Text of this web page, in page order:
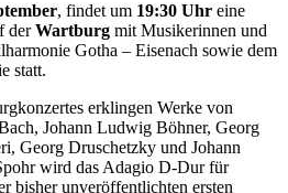
, findet um 19:30 Uhr eine
derWartburg mit Musikerinnen und
Gotha – Eisenach sowie dem
statt.
erklingen Werke von
Johann Ludwig Böhner, Georg
Georg Druschetzky und Johann
wird das Adagio D-Dur für
bisher unveröffentlichten ersten